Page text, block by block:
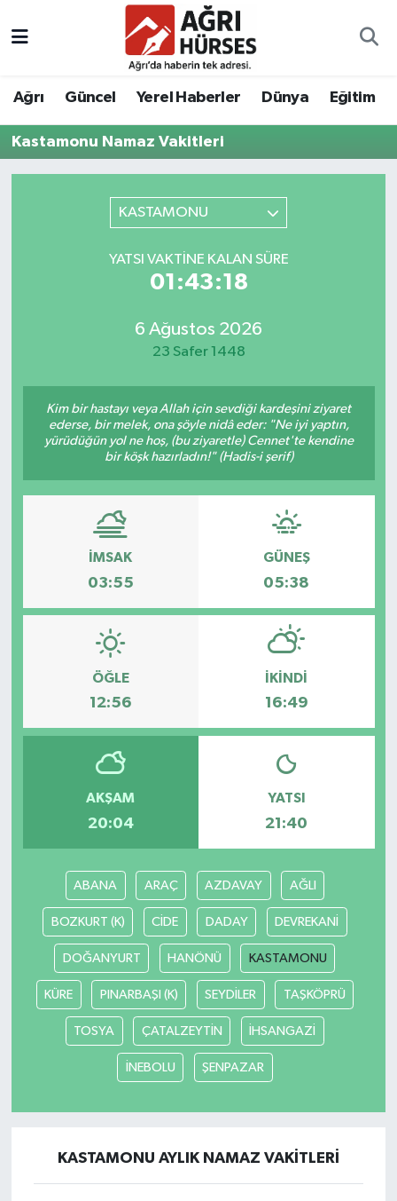
Ağrı Güncel Yerel Haberler Dünya Eğitim
Kastamonu Namaz Vakitleri
KASTAMONU
YATSI VAKTINE KALAN SÜRE
01:43:18
6 Ağustos 2026
23 Safer 1448
Kim bir hastayı veya Allah için sevdiği kardeşini ziyaret
ederse, bir melek, ona şöyle nidâ eder: "Ne iyi yaptın,
yürüdüğün yol ne hoş, (bu ziyaretle) Cennet'te kendine
bir köşk hazırladın!" (Hadis-i şerif)
İMSAK
03:55
GÜNEŞ
05:38
ÖĞLE
12:56
İKINDI
16:49
AKŞAM
20:04
YATSI
21:40
ABANA ARAÇ AZDAVAY AĞLI
BOZKURT (K) CİDE DADAY DEVREKANİ
DOĞANYURT HANÖNÜ KASTAMONU
KÜRE PINARBAŞI (K) SEYDİLER TAŞKÖPRÜ
TOSYA ÇATALZEYTİN İHSANGAZİ
İNEBOLU ŞENPAZAR
KASTAMONU AYLIK NAMAZ VAKITLERI
Hava Durumu
Süper Lig Puan Durumu ve Fikstür
Tüm Manşetler
Son Dakika Haberleri